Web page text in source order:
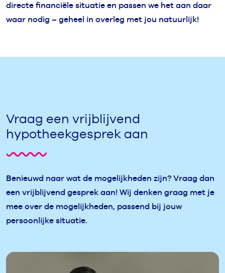
directe financiële situatie en passen we het aan daar
waar nodig – geheel in overleg met jou natuurlijk!
Vraag een vrijblijvend
hypotheekgesprek aan
Benieuwd naar wat de mogelijkheden zijn? Vraag dan
een vrijblijvend gesprek aan! Wij denken graag met je
mee over de mogelijkheden, passend bij jouw
persoonlijke situatie.